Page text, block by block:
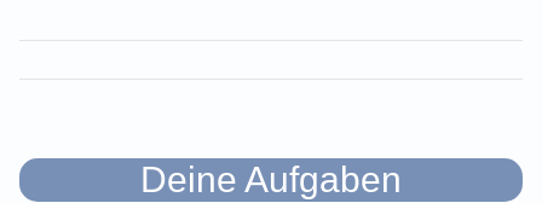
Deine Aufgaben